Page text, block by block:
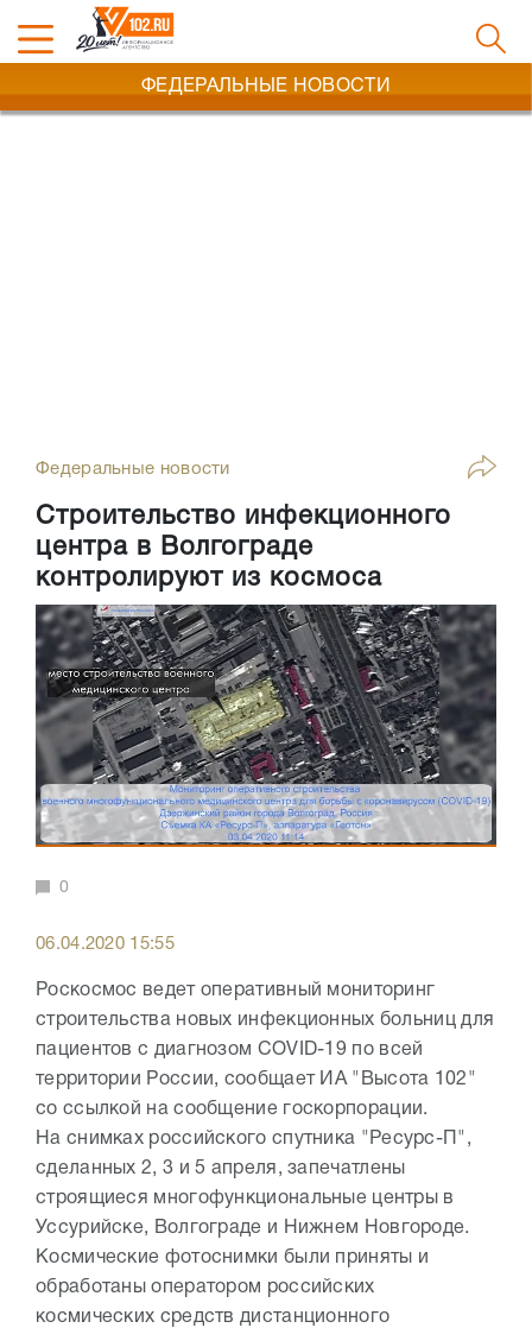
ФЕДЕРАЛЬНЫЕ НОВОСТИ
Федеральные новости
Строительство инфекционного
центра в Волгограде
контролируют из космоса
0
06.04.2020 15:55
Роскосмос ведет оперативный мониторинг
строительства новых инфекционных больниц для
пациентов с диагнозом COVID-19 по всей
территории России, сообщает ИА "Высота 102"
со ссылкой на сообщение госкорпорации.
На снимках российского спутника "Ресурс-П",
сделанных 2, 3 и 5 апреля, запечатлены
строящиеся многофункциональные центры в
Уссурийске, Волгограде и Нижнем Новгороде.
Космические фотоснимки были приняты и
обработаны оператором российских
космических средств дистанционного